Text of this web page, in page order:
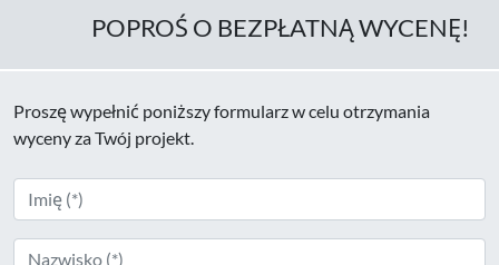
POPROŚ O BEZPŁATNĄ WYCENĘ!
Proszę wypełnić poniższy formularz w celu otrzymania
wyceny za Twój projekt.